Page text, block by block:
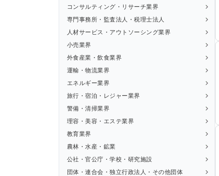
コンサルティング・リサーチ業界
専門事務所・監査法人・税理士法人
人材サービス・アウトソーシング業界
小売業界
外食産業・飲食業界
運輸・物流業界
エネルギー業界
旅行・宿泊・レジャー業界
警備・清掃業界
理容・美容・エステ業界
教育業界
農林・水産・鉱業
公社・官公庁・学校・研究施設
団体・連合会・独立行政法人・その他団体